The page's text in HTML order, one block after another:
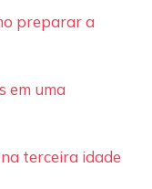
preparar a
em uma
terceira idade